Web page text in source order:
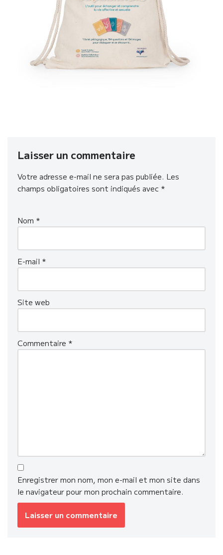
Laisser un commentaire
Votre adresse e-mail ne sera pas publiée. Les
champs obligatoires sont indiqués avec *
Nom *
E-mail *
Site web
Commentaire *
Enregistrer mon nom, mon e-mail et mon site dans
le navigateur pour mon prochain commentaire.